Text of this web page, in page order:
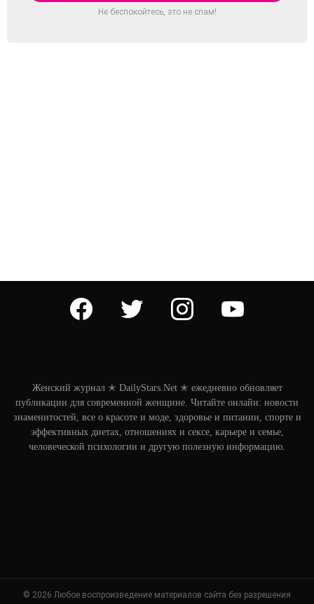
Не беспокойтесь, это не спам!
facebook twitter instagram youtube
Женский журнал ✭ DailyStars.Net ✭ ежедневно обновляет
публикации для современной женщине. Читайте онлайн: новости
знаменитостей, все о красоте и моде, здоровье и питании, спорте и
эффективных диетах, отношениях и сексе, карьере и семье,
человеческой психологии и другую полезную информацию.
© 2026 Любое воспроизведение материалов сайта без разрешения